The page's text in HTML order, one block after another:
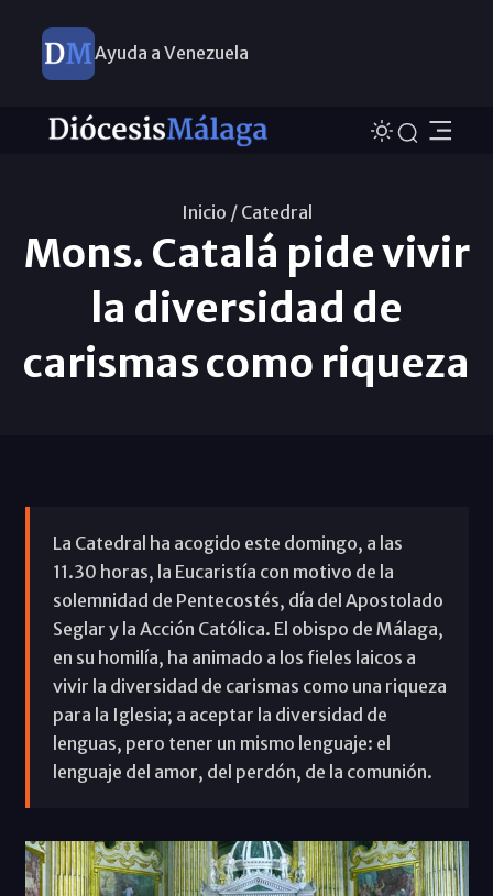
Ayuda a Venezuela
Inicio / Catedral
Mons. Catalá pide vivir
la diversidad de
carismas como riqueza
La Catedral ha acogido este domingo, a las
11.30 horas, la Eucaristía con motivo de la
solemnidad de Pentecostés, día del Apostolado
Seglar y la Acción Católica. El obispo de Málaga,
en su homilía, ha animado a los fieles laicos a
vivir la diversidad de carismas como una riqueza
para la Iglesia; a aceptar la diversidad de
lenguas, pero tener un mismo lenguaje: el
lenguaje del amor, del perdón, de la comunión.